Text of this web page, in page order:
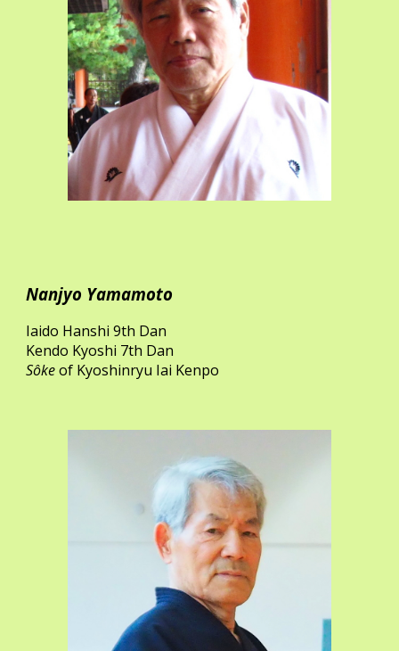
Nanjyo Yamamoto
Iaido Hanshi 9th Dan
Kendo Kyoshi 7th Dan
Sôkeof Kyoshinryu Iai Kenpo